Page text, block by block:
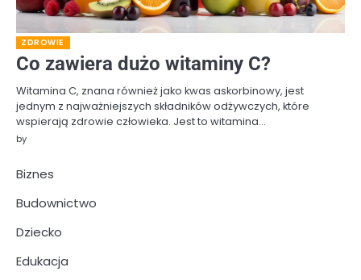
ZDROWIE
Co zawiera dużo witaminy C?
Witamina C, znana również jako kwas askorbinowy, jest
jednym z najważniejszych składników odżywczych, które
wspierają zdrowie człowieka. Jest to witamina…
by
Biznes
Budownictwo
Dziecko
Edukacja